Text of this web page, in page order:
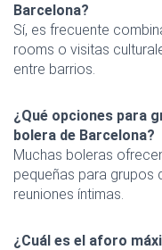
Barcelona?
Sí, es frecuente
rooms o visitas
entre barrios.
¿Qué opciones para
bolera de Barcelona?
Muchas boleras
pequeñas para grupos
reuniones íntimas.
¿Cuál es el aforo